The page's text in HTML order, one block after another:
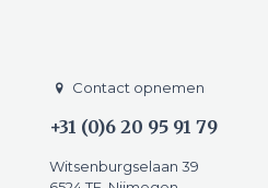
Contact opnemen
+31 (0)6 20 95 91 79
Witsenburgselaan 39